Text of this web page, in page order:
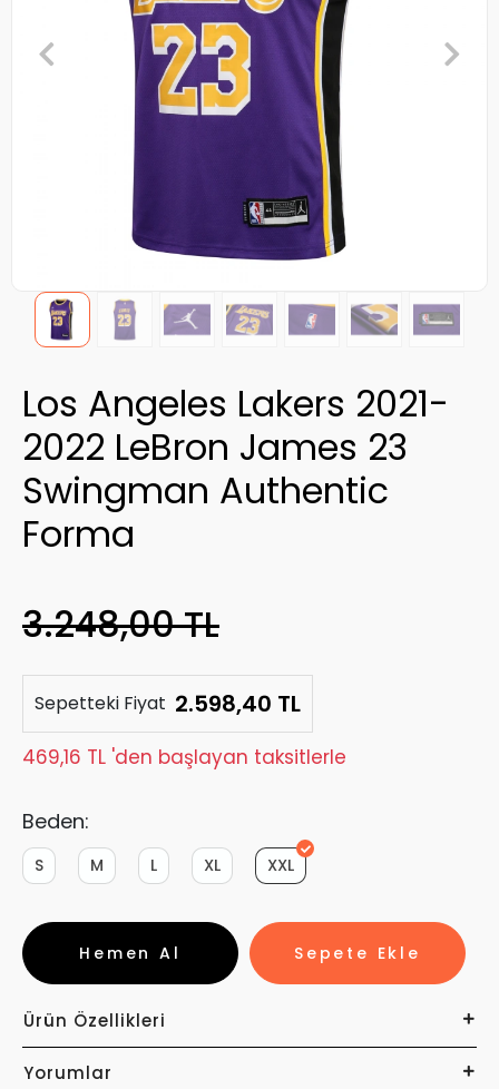
Los Angeles Lakers 2021-
2022 LeBron James 23
Swingman Authentic
Forma
3.248,00 TL
Sepetteki Fiyat 2.598,40 TL
469,16 TL 'den başlayan taksitlerle
Beden:
XXL
XL
L
M
S
Sepete Ekle
Hemen Al
Ürün Özellikleri
Yorumlar